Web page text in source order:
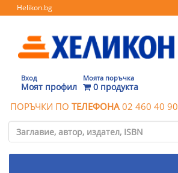
Helikon.bg
Вход
Моят профил
Моята поръчка
0 продукта
ПОРЪЧКИ ПО ТЕЛЕФОНА 02 460 40 90